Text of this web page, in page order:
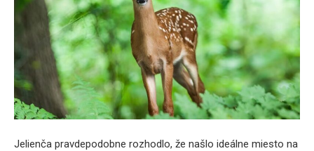
Jelienča pravdepodobne rozhodlo, že našlo ideálne miesto na